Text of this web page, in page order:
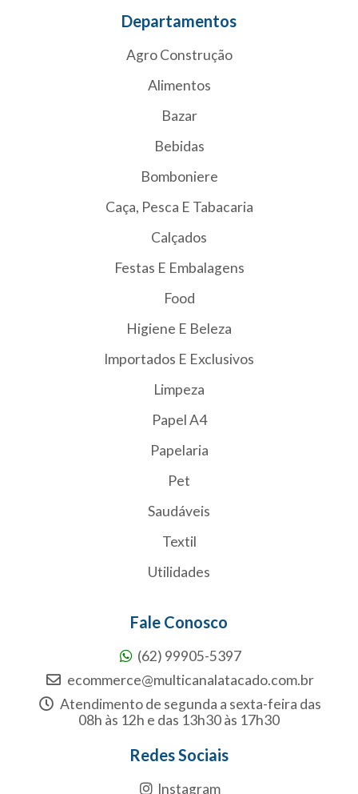
Departamentos
Agro Construção
Alimentos
Bazar
Bebidas
Bomboniere
Caça, Pesca E Tabacaria
Calçados
Festas E Embalagens
Food
Higiene E Beleza
Importados E Exclusivos
Limpeza
Papel A4
Papelaria
Pet
Saudáveis
Textil
Utilidades
Fale Conosco
(62) 99905-5397
ecommerce@multicanalatacado.com.br
Atendimento de segunda a sexta-feira das
08h às 12h e das 13h30 às 17h30
Redes Sociais
Instagram